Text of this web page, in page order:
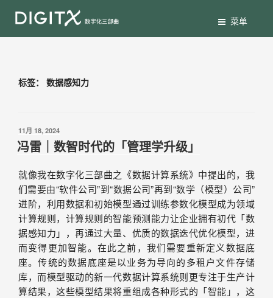
菜单
标签： 数据感知力
11月 18, 2024
冯雷｜数智时代的「管理学升级」
就像我在数字化三部曲之《数据计算系统》中提出的，我
们需要由“软件公司”到“数据公司”再到“数学（模型）公司”
进阶，利用数据和初始模型通过训练参数化模型成为领域
计算规则，计算规则的智能预测能力让企业拥有初代「数
据感知力」，再通过大量、优质的数据迭代优化模型，进
而变得更加智能。在此之前，我们需要重新定义数据底
座。传统的数据底座是以业务为导向的多租户文件存储
库，而模型驱动的新一代数据计算系统则更专注于生产计
算结果，这些模型结果将重组成各种形式的「智能」，这